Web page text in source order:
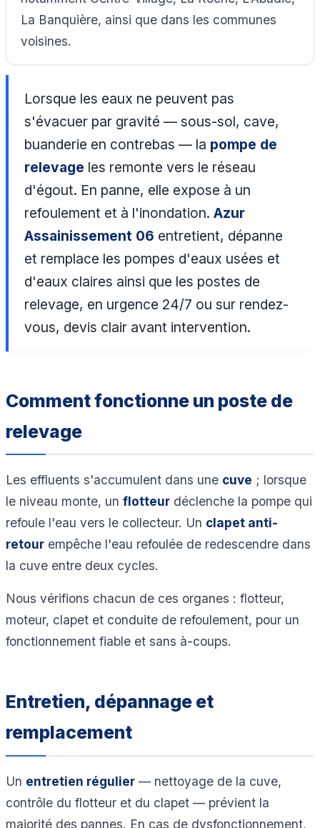
La Banquière, ainsi que dans les communes
voisines.
Lorsque les eaux ne peuvent pas
s'évacuer par gravité — sous-sol, cave,
buanderie en contrebas — la pompe de
relevage les remonte vers le réseau
d'égout. En panne, elle expose à un
refoulement et à l'inondation.Azur
Assainissement 06 entretient, dépanne
et remplace les pompes d'eaux usées et
d'eaux claires ainsi que les postes de
relevage, en urgence 24/7 ou sur rendez-
vous, devis clair avant intervention.
Comment fonctionne un poste de
relevage
Les effluents s'accumulent dans une cuve ; lorsque
le niveau monte, un flotteur déclenche la pompe qui
refoule l'eau vers le collecteur. Un clapet anti-
retour empêche l'eau refoulée de redescendre dans
la cuve entre deux cycles.
Nous vérifions chacun de ces organes : flotteur,
moteur, clapet et conduite de refoulement, pour un
fonctionnement fiable et sans à-coups.
Entretien, dépannage et
remplacement
Un entretien régulier — nettoyage de la cuve,
contrôle du flotteur et du clapet — prévient la
majorité des pannes. En cas de dysfonctionnement,